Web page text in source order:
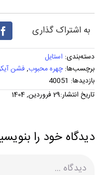
به اشتراک گذاری
دسته‌بندی: استایل
برچسب‌ها:چهره محبوب, فشن
بازدیدها: 40051
تاریخ انتشار:29 فروردین, 1404
دیدگاه خود را